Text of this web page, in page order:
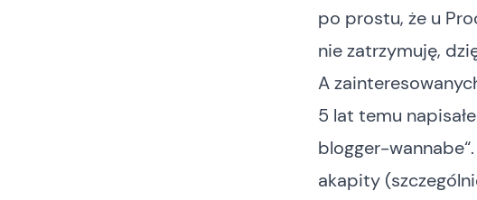
po prostu, że u
nie zatrzymuję,
A
5 lat temu
blogger-wannabe
akapity